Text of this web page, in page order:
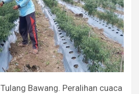
Bawang. Peralihan cuaca